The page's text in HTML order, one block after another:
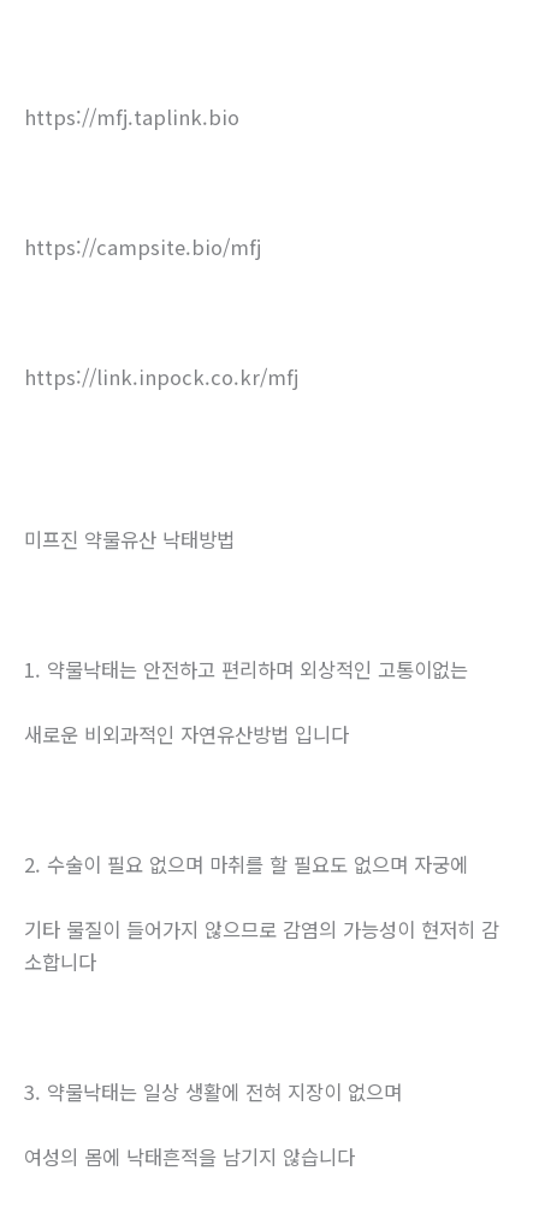
https://mfj.taplink.bio
https://campsite.bio/mfj
https://link.inpock.co.kr/mfj
미프진 약물유산 낙태방법
1. 약물낙태는 안전하고 편리하며 외상적인 고통이없는
새로운 비외과적인 자연유산방법 입니다
2. 수술이 필요 없으며 마취를 할 필요도 없으며 자궁에
기타 물질이 들어가지 않으므로 감염의 가능성이 현저히 감
소합니다
3. 약물낙태는 일상 생활에 전혀 지장이 없으며
여성의 몸에 낙태흔적을 남기지 않습니다